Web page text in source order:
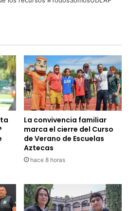
La convivencia familiar
marca el cierre del Curso
de Verano de Escuelas
Aztecas
hace 8 horas